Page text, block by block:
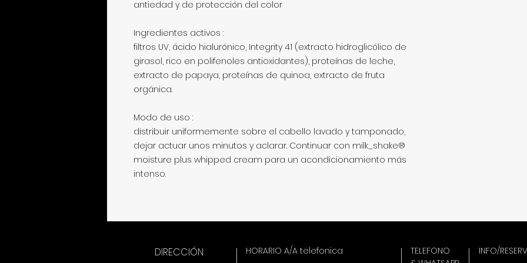
antiedad y de protección del color
Ingredientes activos :
filtros UV, ácido hialurónico, Integrity 41 (extracto hidroglicólico de
girasol, rico en polifenoles antioxidantes), proteínas de leche,
extracto de papaya, proteínas de quinoa, extracto de fruta
orgánica.
Modo de uso :
distribuir uniformemente sobre el cabello lavado y tamponado,
dejar actuar unos minutos y aclarar. Continuar con milk_shake®
moisture plus whipped cream para un acondicionamiento más
intenso.
DIRECCIÓN
HORARIO A/A telefonica
TELEFONO
INFO/